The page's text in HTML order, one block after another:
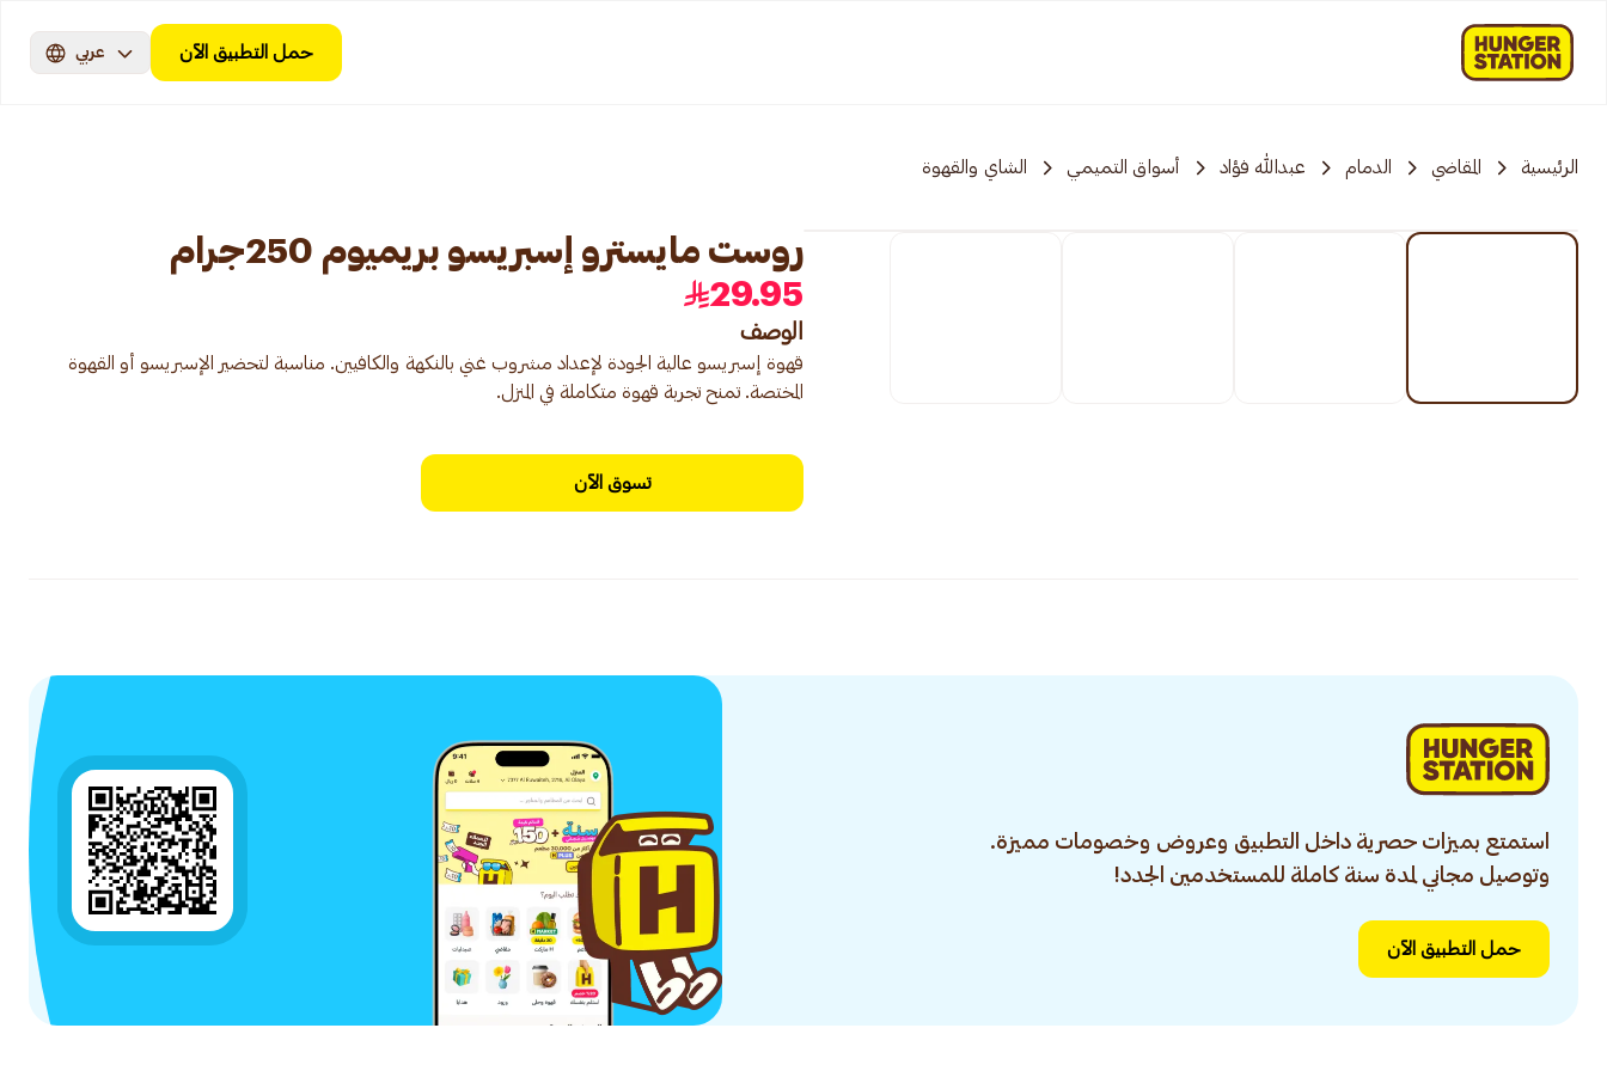
حمل التطبيق الآن عربي
الرئيسية المقاضي الدمام عبدالله فؤاد أسواق التميمي الشاي والقهوة
روست مايسترو إسبريسو بريميوم 250جرام
29.95
الوصف
قهوة إسبريسو عالية الجودة لإعداد مشروب غني بالنكهة والكافيين. مناسبة لتحضير الإسبريسو أو القهوة
المختصة. تمنح تجربة قهوة متكاملة في المنزل.
تسوق الآن
استمتع بميزات حصرية داخل التطبيق وعروض وخصومات مميزة.
وتوصيل مجاني لمدة سنة كاملة للمستخدمين الجدد!
حمل التطبيق الآن